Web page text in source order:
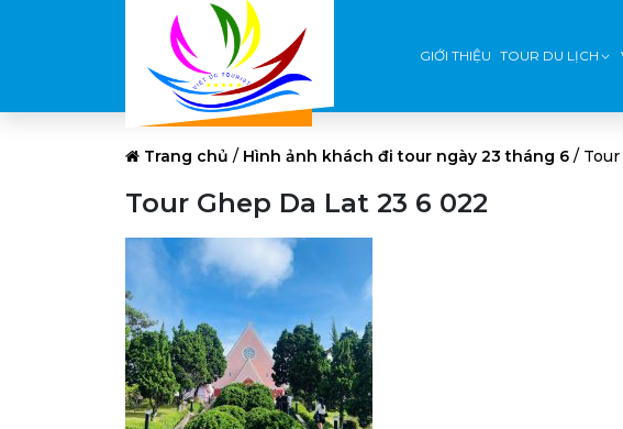
GIỚI THIỆU TOUR DU LỊCH
Trang chủ / Hình ảnh khách đi tour ngày 23 tháng 6 /
Tour Ghep Da Lat 23 6 022